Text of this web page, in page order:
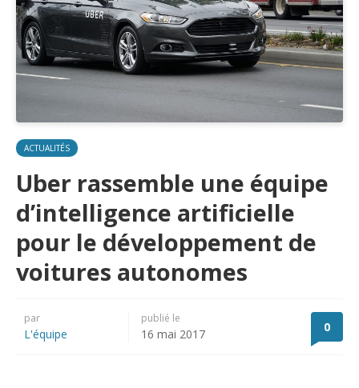
ACTUALITÉS
Uber rassemble une équipe
d’intelligence artificielle
pour le développement de
voitures autonomes
par
L'équipe
publié le
16 mai 2017 0